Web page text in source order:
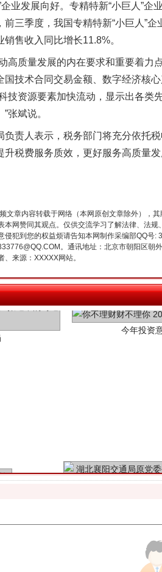
展向好。专精特新“小巨人”企业
三季度，我国专精特新“小巨人”
售收入同比增长11.8%。
质量发展的内在要求和重要着力
国技术合同交易金额、数字经济核
技资源要素加快流动，显示出各
张斌说。
人表示，税务部门将充分依托税
税费服务质效，更好服务高质量发
文章内容转载于网络（本网原创文章除外）
本网赞同其观点。仅供交流学习了解法律、法
侵犯到您的权益烦请告知本网制作采编部QQ
。通讯地址：北京市朝阳区朝
来源：XXXXX网站。